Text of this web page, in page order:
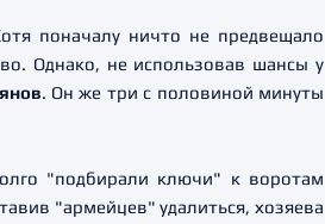
поначалу ничто не предвещало
Однако, не использовав шансы у
. Он же три с половиной минуты
"подбирали ключи" к воротам
"армейцев" удалиться, хозяева